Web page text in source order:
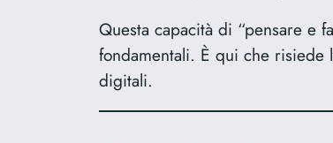
Questa capacità di “pensare e
fondamentali. È qui che
digitali.